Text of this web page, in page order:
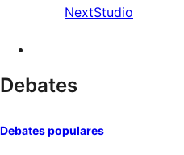
NextStudio
Debates
Debates populares